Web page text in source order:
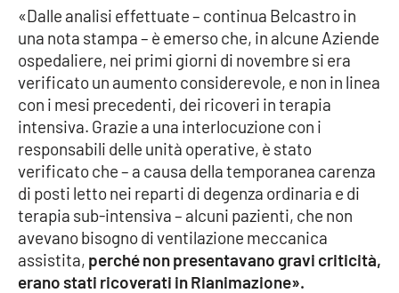
Politica
Sanità
Società
Sport
RUBRICHE
Good Morning Vietnam
«Dalle analisi effettuate – continua Belcastro in
una nota stampa – è emerso che, in alcune Aziende
ospedaliere, nei primi giorni di novembre si era
verificato un aumento considerevole, e non in linea
con i mesi precedenti, dei ricoveri in terapia
intensiva. Grazie a una interlocuzione con i
responsabili delle unità operative, è stato
verificato che – a causa della temporanea carenza
di posti letto nei reparti di degenza ordinaria e di
terapia sub-intensiva – alcuni pazienti, che non
avevano bisogno di ventilazione meccanica
assistita, perché non presentavano gravi criticità,
erano stati ricoverati in Rianimazione».